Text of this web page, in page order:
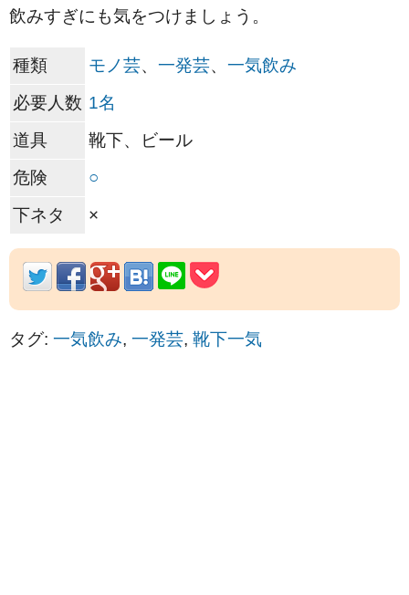
飲みすぎにも気をつけましょう。
種類 モノ芸、 一発芸、 一気飲み
必要人数 1名
道具
靴下、ビール
危険
○
下ネタ
×
タグ: 一気飲み, 一発芸, 靴下一気